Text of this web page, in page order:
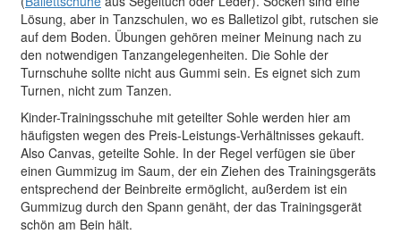
Lösung, aber in Tanzschulen, wo es Balletizol gibt, rutschen sie
auf dem Boden. Übungen gehören meiner Meinung nach zu
den notwendigen Tanzangelegenheiten. Die Sohle der
Turnschuhe sollte nicht aus Gummi sein. Es eignet sich zum
Turnen, nicht zum Tanzen.
Kinder-Trainingsschuhe mit geteilter Sohle werden hier am
häufigsten wegen des Preis-Leistungs-Verhältnisses gekauft.
Also Canvas, geteilte Sohle. In der Regel verfügen sie über
einen Gummizug im Saum, der ein Ziehen des Trainingsgeräts
entsprechend der Beinbreite ermöglicht, außerdem ist ein
Gummizug durch den Spann genäht, der das Trainingsgerät
schön am Bein hält.